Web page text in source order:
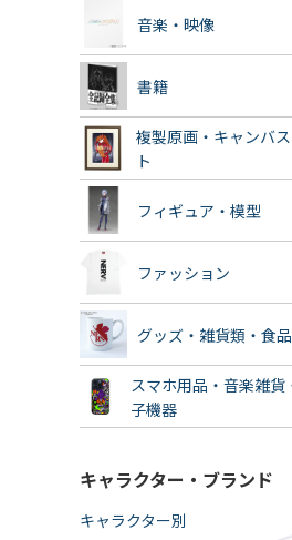
音楽・映像
書籍
複製原画・キャンバ
ト
フィギュア・模型
ファッション
グッズ・雑貨類・食品
スマホ用品・音楽雑貨
子機器
キャラクター・ブランド
キャラクター別